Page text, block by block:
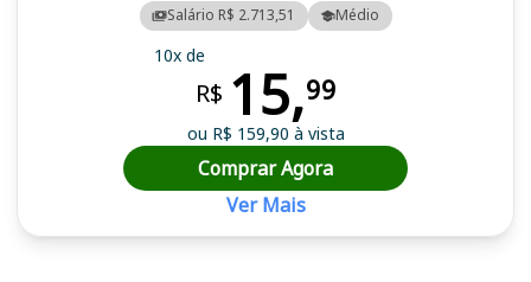
Salário R$ 2.713,51 Médio
10x de
R$ 15,99
ou R$ 159,90 à vista
Comprar Agora
Ver Mais